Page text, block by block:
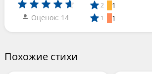
Оценок: 14
2 1
1 1
Похожие стихи